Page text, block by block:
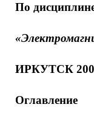
По
ИРКУТСК
Оглавление